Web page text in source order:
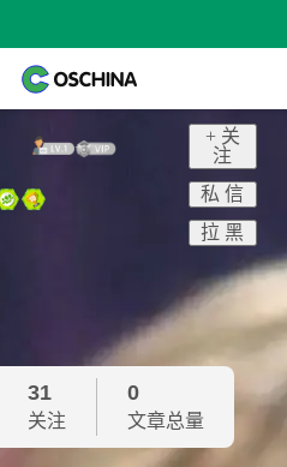
+ 关
注
私 信
拉 黑
31
关注
0
文章总量